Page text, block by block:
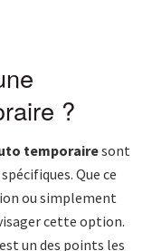
?
temporairesont
Que ce
ou simplement
cette option.
un des points les